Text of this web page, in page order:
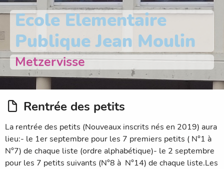
Ecole Elementaire
Publique Jean Moulin
Metzervisse
Rentrée des petits
La rentrée des petits (Nouveaux inscrits nés en 2019) aura
lieu:- le 1er septembre pour les 7 premiers petits ( N°1 à
N°7) de chaque liste (ordre alphabétique)- le 2 septembre
pour les 7 petits suivants (N°8 à N°14) de chaque liste.Les